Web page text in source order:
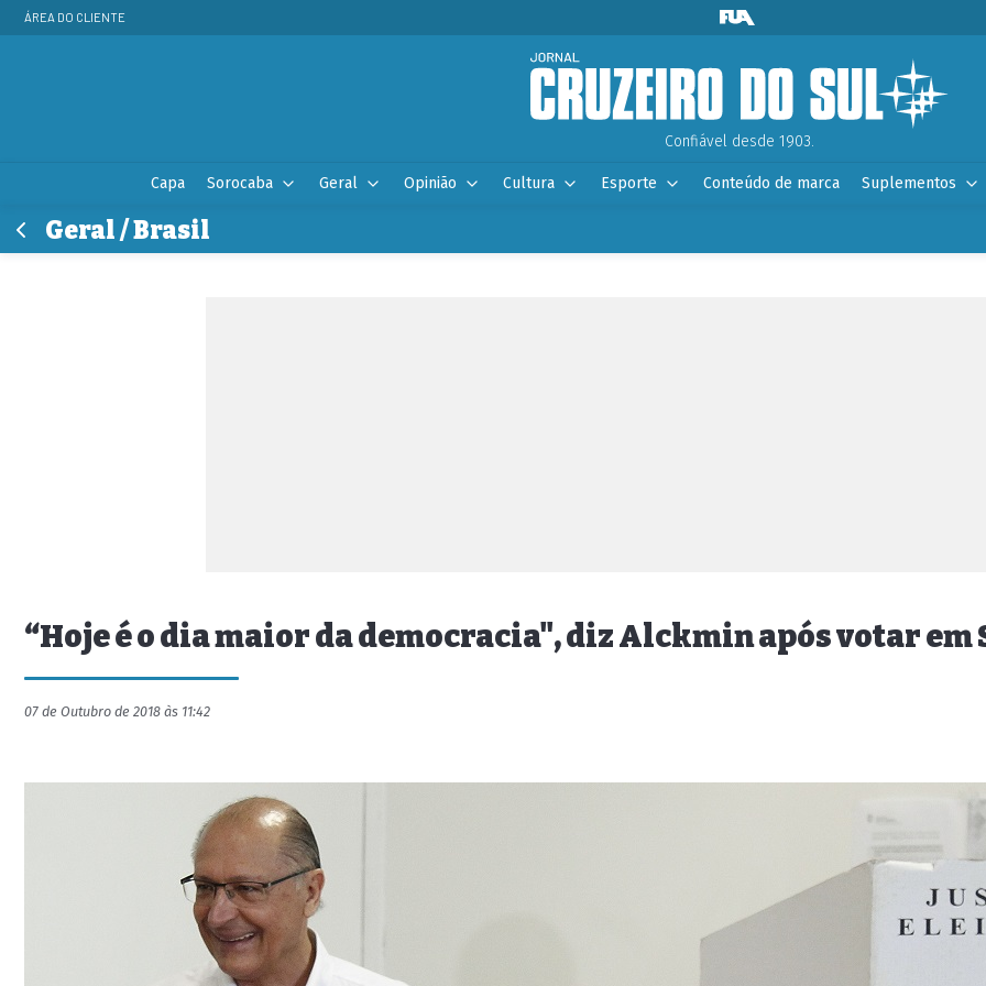
ÁREA DO CLIENTE
Confiável desde 1903.
Capa Sorocaba Geral Opinião Cultura Esporte Conteúdo de marca Suplementos
Geral / Brasil
“Hoje é o dia maior da democracia", diz Alckmin após votar em
07 de Outubro de 2018 às 11:42